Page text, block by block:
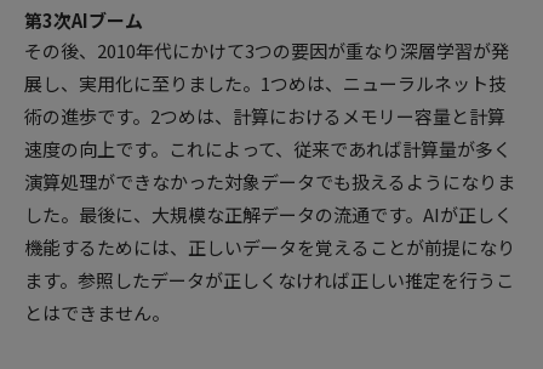
第3次AIブーム
その後、2010年代にかけて3つの要因が重なり深層学習が発
展し、実用化に至りました。1つめは、ニューラルネット技
術の進歩です。2つめは、計算におけるメモリー容量と計算
速度の向上です。これによって、従来であれば計算量が多く
演算処理ができなかった対象データでも扱えるようになりま
した。最後に、大規模な正解データの流通です。AIが正しく
機能するためには、正しいデータを覚えることが前提になり
ます。参照したデータが正しくなければ正しい推定を行うこ
とはできません。